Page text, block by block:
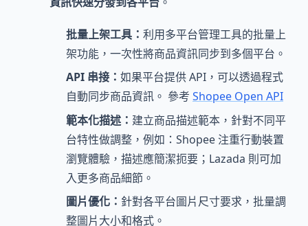
批量上架工具： 利用多平台管理工具的批量上
架功能，一次性將商品資訊同步到多個平台。
API 串接： 如果平台提供 API，可以透過程式
自動同步商品資訊。 參考 Shopee Open API
範本化描述： 建立商品描述範本，針對不同平
台特性做調整，例如：Shopee 注重行動裝置
瀏覽體驗，描述應簡潔扼要；Lazada 則可加
入更多商品細節。
圖片優化： 針對各平台圖片尺寸要求，批量調
整圖片大小和格式。